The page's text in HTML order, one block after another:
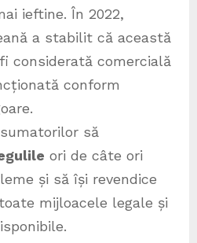
ieftine. În 2022,
a stabilit că această
considerată comercială
conform
să
ori de câte ori
și să își revendice
mijloacele legale și